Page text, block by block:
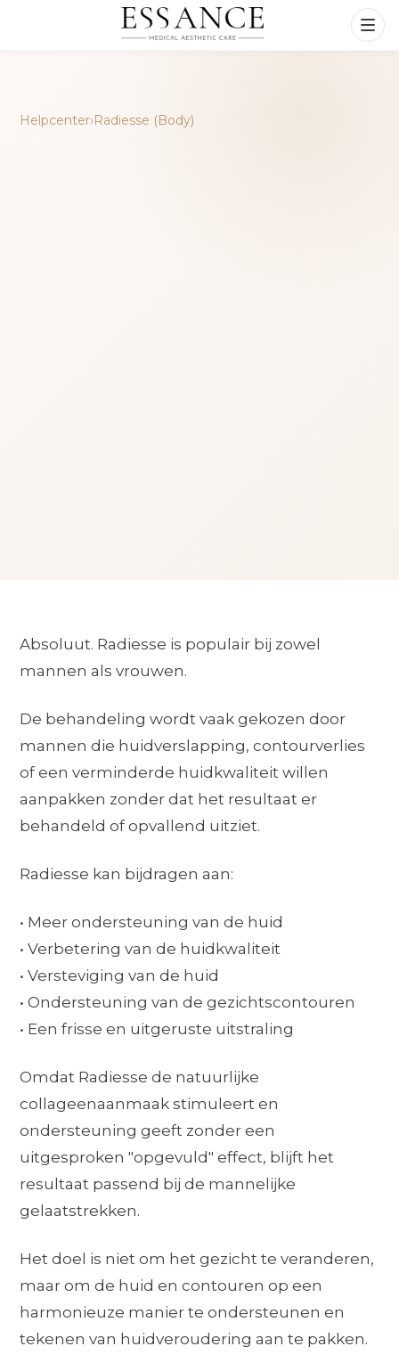
Helpcenter›Radiesse (Body)
Absoluut. Radiesse is populair bij zowel
mannen als vrouwen.
De behandeling wordt vaak gekozen door
mannen die huidverslapping, contourverlies
of een verminderde huidkwaliteit willen
aanpakken zonder dat het resultaat er
behandeld of opvallend uitziet.
Radiesse kan bijdragen aan:
• Meer ondersteuning van de huid
• Verbetering van de huidkwaliteit
• Versteviging van de huid
• Ondersteuning van de gezichtscontouren
• Een frisse en uitgeruste uitstraling
Omdat Radiesse de natuurlijke
collageenaanmaak stimuleert en
ondersteuning geeft zonder een
uitgesproken "opgevuld" effect, blijft het
resultaat passend bij de mannelijke
gelaatstrekken.
Het doel is niet om het gezicht te veranderen,
maar om de huid en contouren op een
harmonieuze manier te ondersteunen en
tekenen van huidveroudering aan te pakken.